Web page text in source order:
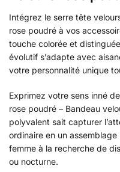
Intégrez le serre tête
rose poudré à vos
touche colorée et
évolutif s’adapte avec
votre personnalité unique
Exprimez votre sens inné
rose poudré – Bandeau
polyvalent sait capturer
ordinaire en un
femme à la recherche de
ou nocturne.